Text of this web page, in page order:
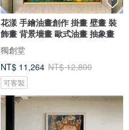
花漾 手繪油畫創作 掛畫 壁畫 裝
飾畫 背景墻畫 歐式油畫 抽象畫
獨創堂
NT$ 11,264 NT$ 12,800
可客製